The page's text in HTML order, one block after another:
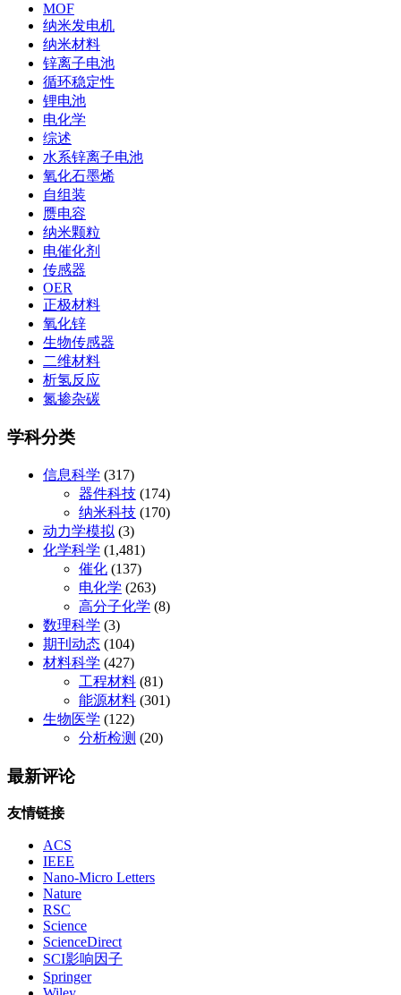
MOF
纳米发电机
纳米材料
锌离子电池
循环稳定性
锂电池
电化学
综述
水系锌离子电池
氧化石墨烯
自组装
赝电容
纳米颗粒
电催化剂
传感器
OER
正极材料
氧化锌
生物传感器
二维材料
析氢反应
氮掺杂碳
学科分类
信息科学 (317)
器件科技 (174)
纳米科技 (170)
动力学模拟 (3)
化学科学 (1,481)
催化 (137)
电化学 (263)
高分子化学 (8)
数理科学 (3)
期刊动态 (104)
材料科学 (427)
工程材料 (81)
能源材料 (301)
生物医学 (122)
分析检测 (20)
最新评论
友情链接
ACS
IEEE
Nano-Micro Letters
Nature
RSC
Science
ScienceDirect
SCI影响因子
Springer